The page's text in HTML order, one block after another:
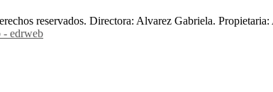
reservados. Directora: Alvarez Gabriela.
- edrweb